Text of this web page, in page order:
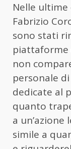
Nelle
Fabrizio
sono stati
piattaforme
non
personale
dedicate al
quanto
a un’azione
simile a